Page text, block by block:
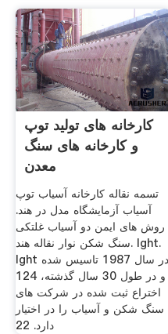
کارخانه های تولید توپ
و کارخانه های سنگ
معدن
تسمه نقاله کارخانه آسیاب توپ
آسیاب آزمایشگاه مدل در هند.
روش های ایمن دو آسیاب غلتکی
سنگ شکن نوار نقاله هند. lght.
lght در سال 1987 تاسیس شده
و در طول 30 سال گذشته، 124
اختراع ثبت شده در شركت های
سنگ شكن و آسیاب را در اختیار
دارد. 22